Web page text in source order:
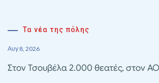
Τα νέα της πόλης
Αυγ 8, 2026
Στον Τσουβέλα 2.000 θεατές, στον ΑΟΤ